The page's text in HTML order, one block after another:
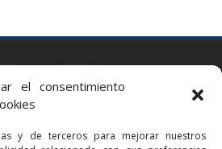
el consentimiento
y de terceros para mejorar nuestros
2 bis, 3º, 08006 Barcelona